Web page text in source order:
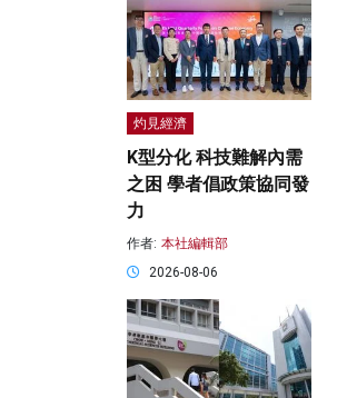
灼見經濟
K型分化 科技難解內需
之困 學者倡政策協同發
力
作者: 本社編輯部
2026-08-06